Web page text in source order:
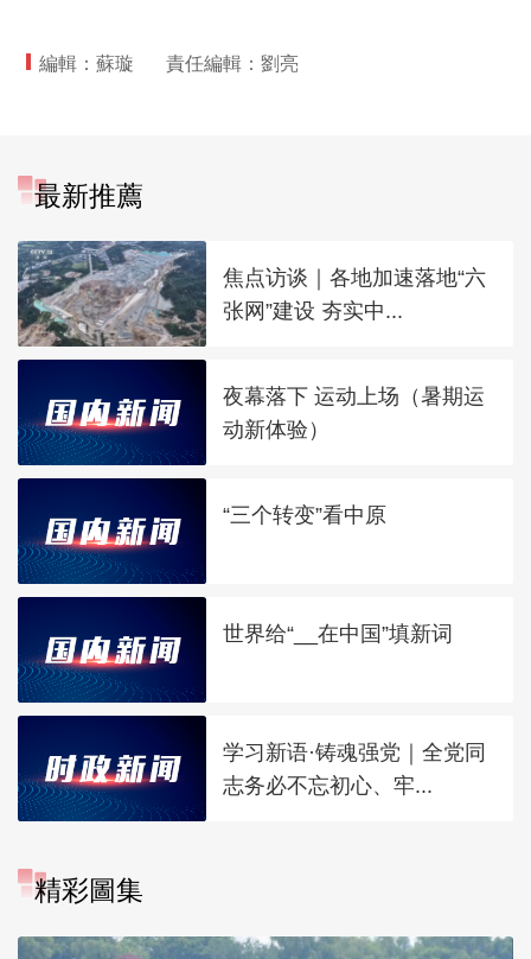
編輯：蘇璇 責任編輯：劉亮
最新推薦
焦点访谈｜各地加速落地“六
张网”建设 夯实中...
夜幕落下 运动上场（暑期运
动新体验）
“三个转变”看中原
世界给“__在中国”填新词
学习新语·铸魂强党｜全党同
志务必不忘初心、牢...
精彩圖集